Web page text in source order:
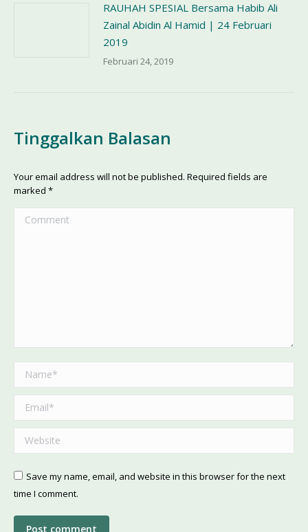
RAUHAH SPESIAL Bersama Habib Ali
Zainal Abidin Al Hamid | 24 Februari
2019
Februari 24, 2019
Tinggalkan Balasan
Your email address will not be published. Required fields are
marked *
Comment
Name *
Email *
Website
Save my name, email, and website in this browser for the next
time I comment.
Post comment